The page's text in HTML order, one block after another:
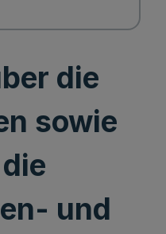
die
sowie
und